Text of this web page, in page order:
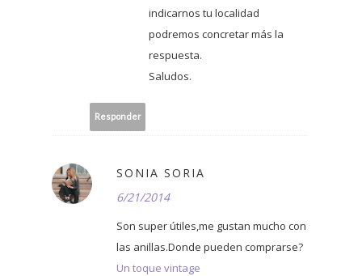
indicarnos tu localidad
podremos concretar más la
respuesta.
Saludos.
Responder
SONIA SORIA
6/21/2014
Son super útiles,me gustan mucho con
las anillas.Donde pueden comprarse?
Un toque vintage